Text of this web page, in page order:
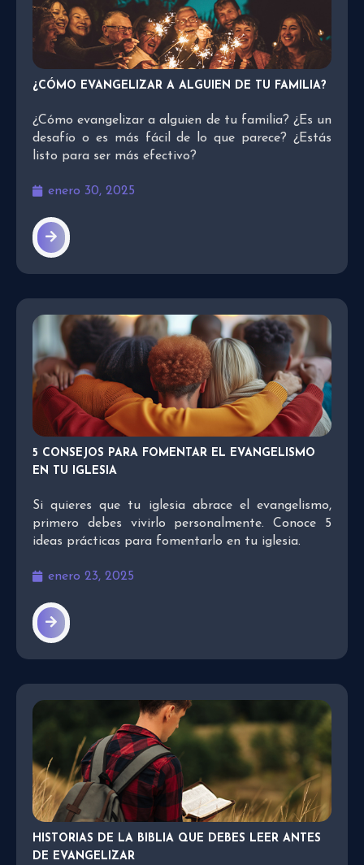
¿CÓMO EVANGELIZAR A ALGUIEN DE TU FAMILIA?
¿Cómo evangelizar a alguien de tu familia? ¿Es un
desafío o es más fácil de lo que parece? ¿Estás
listo para ser más efectivo?
enero 30, 2025
5 CONSEJOS PARA FOMENTAR EL EVANGELISMO
EN TU IGLESIA
Si quieres que tu iglesia abrace el evangelismo,
primero debes vivirlo personalmente. Conoce 5
ideas prácticas para fomentarlo en tu iglesia.
enero 23, 2025
HISTORIAS DE LA BIBLIA QUE DEBES LEER ANTES
DE EVANGELIZAR